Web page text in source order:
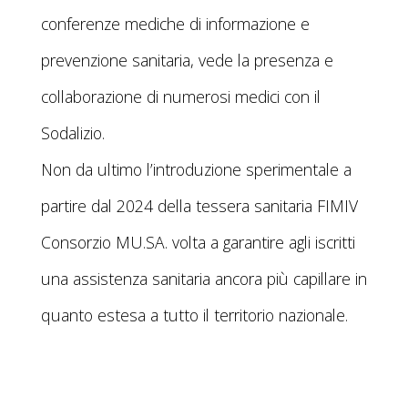
conferenze mediche di informazione e
prevenzione sanitaria, vede la presenza e
collaborazione di numerosi medici con il
Sodalizio.
Non da ultimo l’introduzione sperimentale a
partire dal 2024 della tessera sanitaria FIMIV
Consorzio MU.SA. volta a garantire agli iscritti
una assistenza sanitaria ancora più capillare in
quanto estesa a tutto il territorio nazionale.